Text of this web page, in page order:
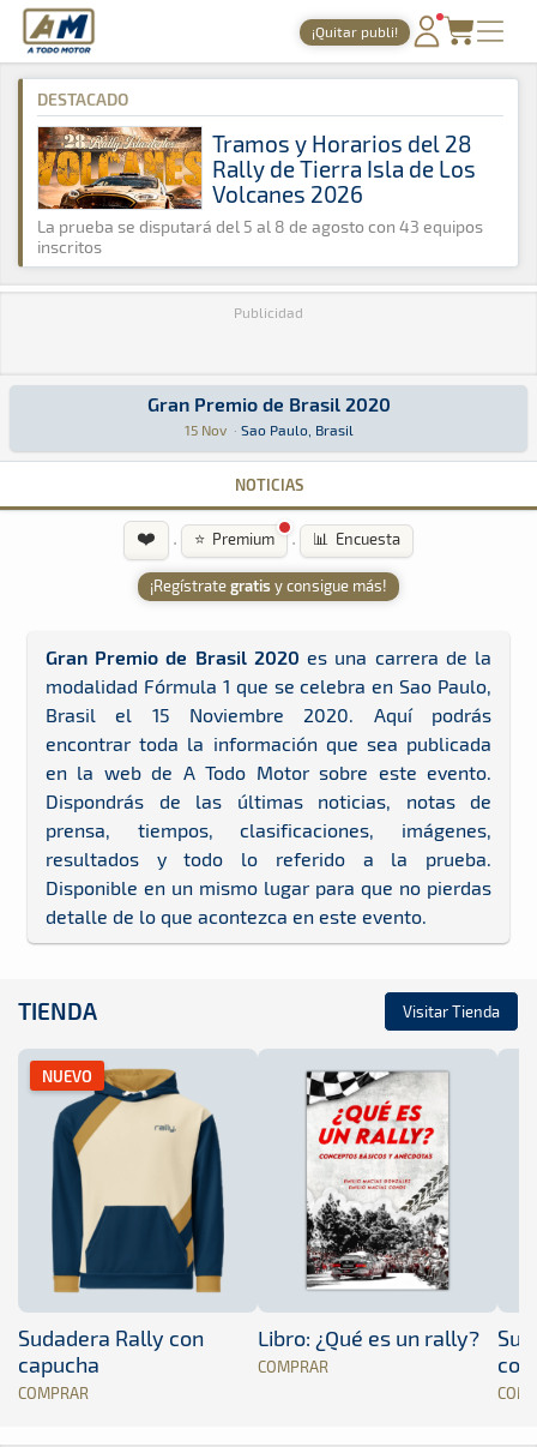
A Todo Motor · Revista del motor desde 1999
¡Quitar publi!
PORTADA
TIEMPOS ONLINE
NOTICIAS
AGENDA
GALERÍAS
A Todo Motor » Agenda » 2020 » Noviembre
DESTACADO
Tramos y Horarios del 28
Rally de Tierra Isla de Los
Volcanes 2026
La prueba se disputará del 5 al 8 de agosto con 43 equipos
inscritos
Publicidad
Gran Premio de Brasil 2020
Gran Premio de Brasil 2020
15 Nov · Sao Paulo, Brasil
Fórmula 1 · Gran Premio de Brasil 2020: Aquí podrás encontrar
Sao Paulo, Brasil
NOTICIAS
❤️ · ⭐ Premium · 📊 Encuesta
¡Regístrategratis y consigue más!
Gran Premio de Brasil 2020 es una carrera de la
modalidad Fórmula 1 que se celebra en Sao Paulo,
Brasil el 15 Noviembre 2020. Aquí podrás
encontrar toda la información que sea publicada
en la web de A Todo Motor sobre este evento.
Dispondrás de las últimas noticias, notas de
prensa, tiempos, clasificaciones, imágenes,
resultados y todo lo referido a la prueba.
Disponible en un mismo lugar para que no pierdas
detalle de lo que acontezca en este evento.
TIENDA Visitar Tienda
NUEVO
Sudadera Rally con
capucha
COMPRAR
Libro: ¿Qué es un rally?
COMPRAR